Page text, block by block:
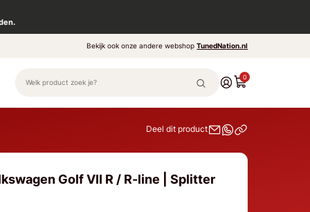
Bekijk ook onze andere webshopTunedNation.nl
0
Deel dit product
Golf VII R / R-line | Splitter